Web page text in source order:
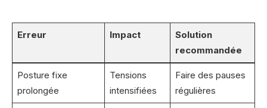
Erreur Impact
Solution
recommandée
Posture fixe
prolongée
Tensions
intensifiées
Faire des pauses
régulières